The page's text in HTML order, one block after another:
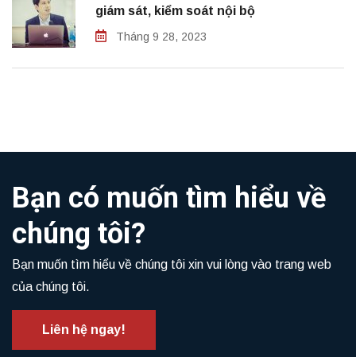
giám sát, kiểm soát nội bộ
Tháng 9 28, 2023
Bạn có muốn tìm hiểu về
chúng tôi?
Bạn muốn tìm hiểu về chúng tôi xin vui lòng vào trang web
của chúng tôi.
Liên hệ ngay!